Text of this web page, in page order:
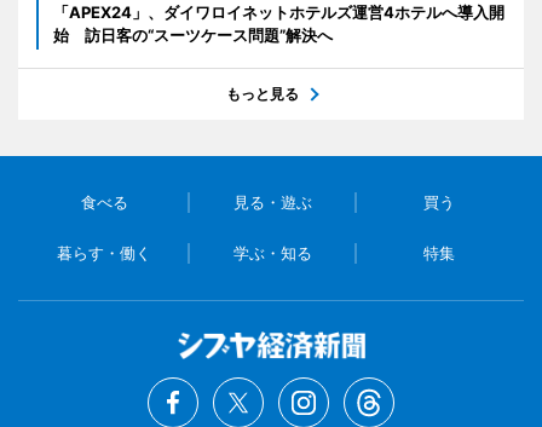
「APEX24」、ダイワロイネットホテルズ運営4ホテルへ導入開
始 訪日客の“スーツケース問題”解決へ
もっと見る
食べる 見る・遊ぶ 買う
暮らす・働く 学ぶ・知る 特集